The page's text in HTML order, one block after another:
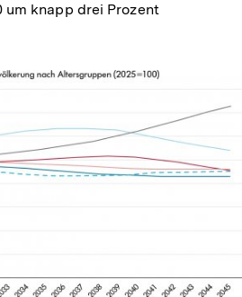
um knapp drei Prozent